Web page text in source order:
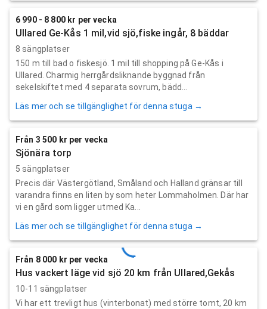
6 990 - 8 800 kr per vecka
Ullared Ge-Kås 1 mil,vid sjö,fiske ingår, 8 bäddar
8 sängplatser
150 m till bad o fiskesjö. 1 mil till shopping på Ge-Kås i
Ullared. Charmig herrgårdsliknande byggnad från
sekelskiftet med 4 separata sovrum, bädd...
Läs mer och se tillgänglighet för denna stuga →
Från 3 500 kr per vecka
Sjönära torp
5 sängplatser
Precis där Västergötland, Småland och Halland gränsar till
varandra finns en liten by som heter Lommaholmen. Där har
vi en gård som ligger utmed Ka...
Läs mer och se tillgänglighet för denna stuga →
Från 8 000 kr per vecka
Hus vackert läge vid sjö 20 km från Ullared,Gekås
10-11 sängplatser
Vi har ett trevligt hus (vinterbonat) med större tomt, 20 km